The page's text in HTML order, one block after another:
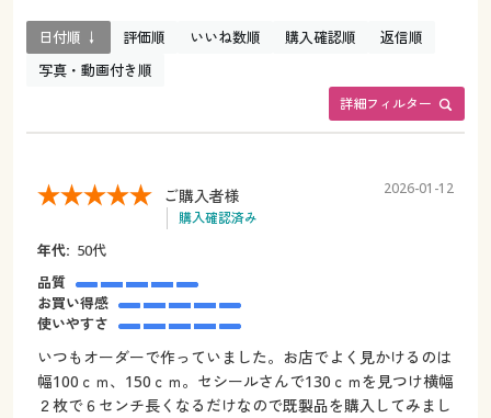
詳細フィルター
日付順 ↓ 評価順 いいね数順 購入確認順
返信順
写真・動画付き順
ご購入者様
購入確認済み
2026-01-12
年代: 50代
品質
お買い得感
使いやすさ
いつもオーダーで作っていました。お店でよく見かけるのは
幅100ｃｍ、150ｃｍ。セシールさんで130ｃｍを見つけ横幅
２枚で６センチ長くなるだけなので既製品を購入してみまし